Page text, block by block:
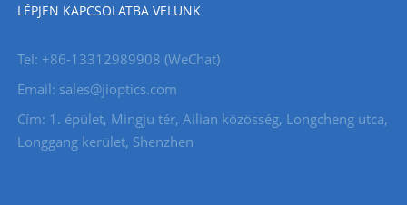
LÉPJEN KAPCSOLATBA VELÜNK
Tel: +86-13312989908 (WeChat)
Email: sales@jioptics.com
Cím: 1. épület, Mingju tér, Ailian közösség, Longcheng utca,
Longgang kerület, Shenzhen